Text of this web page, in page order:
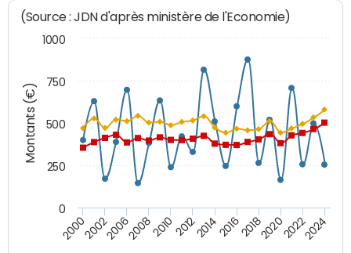
Montants (€)
(Source : JDN d'après ministère de l'Economie)
200020022006200820102012201420162018202020222024
0
250
500
750
1000